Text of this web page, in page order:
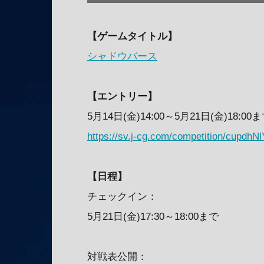
【ゲームタイトル】
シャドウバース
【エントリー】
5月14日(金)14:00～5月21日(金)18:00ま
https://sv.j-cg.com/competition/
【日程】
チェックイン：
5月21日(金)17:30～18:00まで
対戦表公開：